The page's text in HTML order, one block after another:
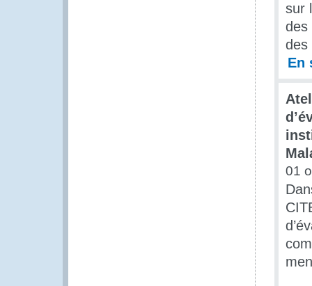
sur
des
des
En
01